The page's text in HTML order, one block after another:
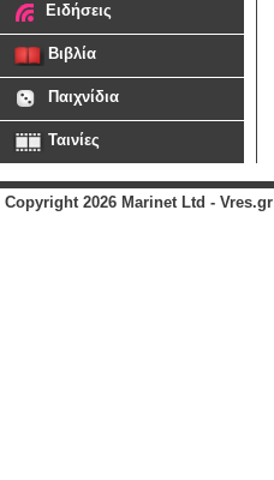
Ειδήσεις
Βιβλία
Παιχνίδια
Ταινίες
Copyright 2026 Marinet Ltd - Vres.gr